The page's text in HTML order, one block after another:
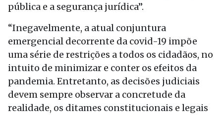
pública e a segurança jurídica”.
“Inegavelmente, a atual conjuntura
emergencial decorrente da covid-19 impõe
uma série de restrições a todos os cidadãos, no
intuito de minimizar e conter os efeitos da
pandemia. Entretanto, as decisões judiciais
devem sempre observar a concretude da
realidade, os ditames constitucionais e legais